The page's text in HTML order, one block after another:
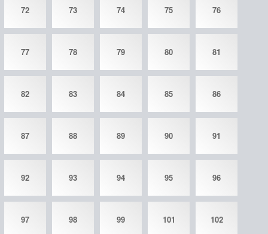
72 73 74 75 76
77 78 79 80 81
82 83 84 85 86
87 88 89 90 91
92 93 94 95 96
97 98 99 101 102